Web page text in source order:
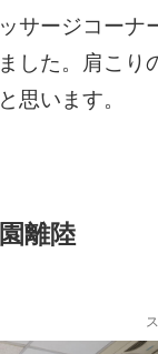
サージコーナ
した。肩こり
思います。
離陸